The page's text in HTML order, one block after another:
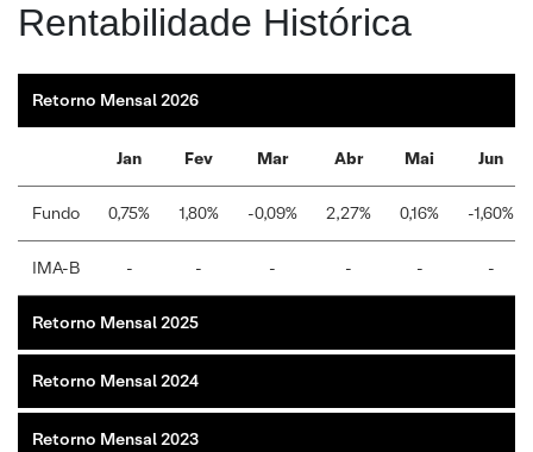
Rentabilidade Histórica
Retorno Mensal 2026
Jan Fev Mar Abr Mai Jun
Fundo 0,75% 1,80% -0,09% 2,27% 0,16% -1,60%
IMA-B - - - - - -
Retorno Mensal 2025
Retorno Mensal 2024
Retorno Mensal 2023